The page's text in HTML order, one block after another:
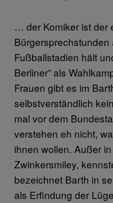
… der Komiker ist der
Fußballstadien hält
Berliner” als
Frauen gibt es im
selbstverständlich
mal vor dem
verstehen eh nicht,
ihnen wollen. Außer
Zwinkersmiley,
bezeichnet Barth in
als Erfindung der